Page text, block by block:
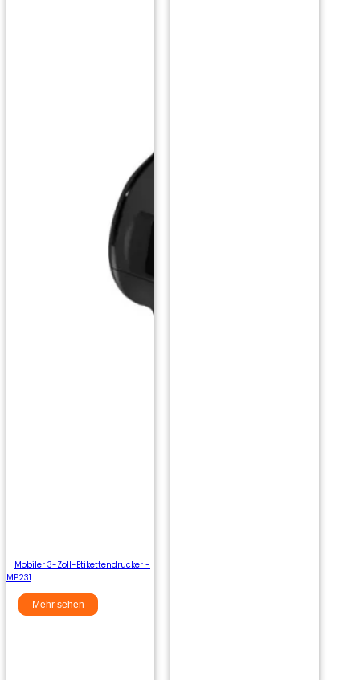
Mobiler 3-Zoll-Etikettendrucker -
MP231
Mehr sehen